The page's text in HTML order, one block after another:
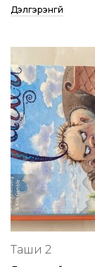
Дэлгэрэнгүй
Таши 2